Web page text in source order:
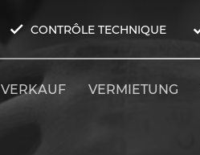
CONTRÔLE TECHNIQUE
VERKAUF VERMIETUNG